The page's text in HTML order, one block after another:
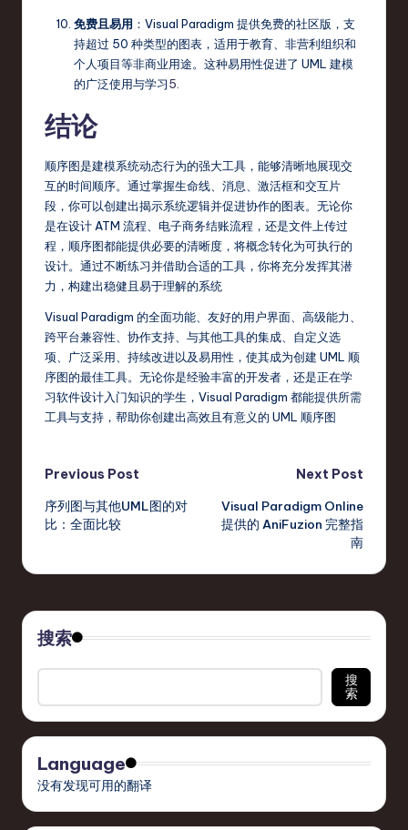
免费且易用 ：Visual Paradigm 提供免费的社区版，支
持超过 50 种类型的图表，适用于教育、非营利组织和
个人项目等非商业用途。这种易用性促进了 UML 建模
的广泛使用与学习5
结论
顺序图是建模系统动态行为的强大工具，能够清晰地展现交
互的时间顺序。通过掌握生命线、消息、激活框和交互片
段，你可以创建出揭示系统逻辑并促进协作的图表。无论你
是在设计 ATM 流程、电子商务结账流程，还是文件上传过
程，顺序图都能提供必要的清晰度，将概念转化为可执行的
设计。通过不断练习并借助合适的工具，你将充分发挥其潜
力，构建出稳健且易于理解的系统
Visual Paradigm 的全面功能、友好的用户界面、高级能力、
跨平台兼容性、协作支持、与其他工具的集成、自定义选
项、广泛采用、持续改进以及易用性，使其成为创建 UML 顺
序图的最佳工具。无论你是经验丰富的开发者，还是正在学
习软件设计入门知识的学生，Visual Paradigm 都能提供所需
工具与支持，帮助你创建出高效且有意义的 UML 顺序图
Post
navigation
Previous Post
序列图与其他UML图的对
比：全面比较
Next Post
Visual Paradigm Online
提供的 AniFuzion 完整指
南
搜索
搜
索
Language
没有发现可用的翻译